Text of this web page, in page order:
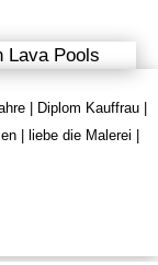
| Diplom Kauffrau |
| liebe die Malerei |